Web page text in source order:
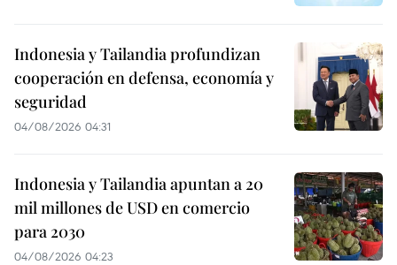
Indonesia y Tailandia profundizan
cooperación en defensa, economía y
seguridad
04/08/2026 04:31
Indonesia y Tailandia apuntan a 20
mil millones de USD en comercio
para 2030
04/08/2026 04:23